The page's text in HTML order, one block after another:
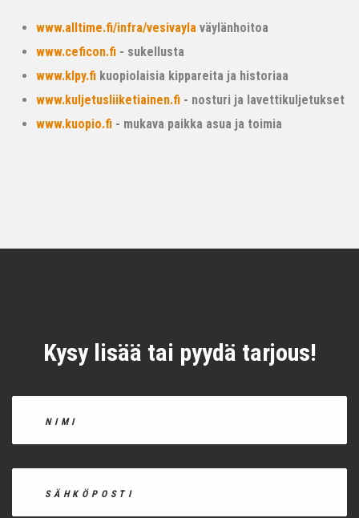
www.alltime.fi/infra/vesivayla väylänhoitoa
www.ceficon.fi - sukellusta
www.klpy.fi kuopiolaisia kippareita ja historiaa
www.kuljetusliiketiainen.fi - nosturi ja lavettikuljetukset
www.kuopio.fi - mukava paikka asua ja toimia
Kysy lisää tai pyydä tarjous!